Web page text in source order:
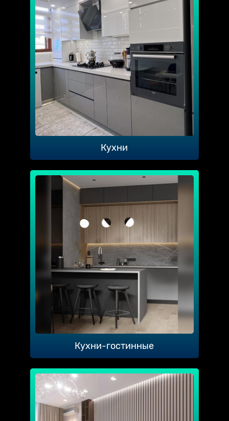
Кухни
Кухни-гостинные